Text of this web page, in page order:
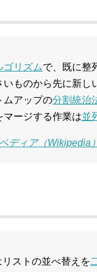
ゴリズムで、既に整
ものから先に新し
ムアップの分割統治
ージする作業は並
ディア（Wikipedia
リストの並べ替えを